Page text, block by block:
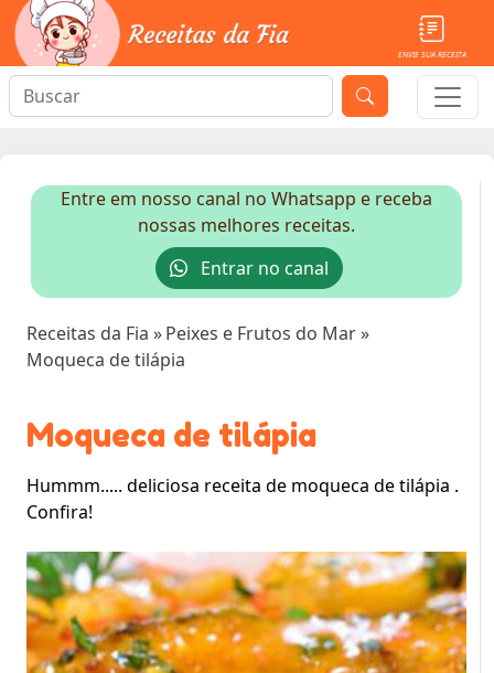
ENVIE SUA RECEITA
Entre em nosso canal no Whatsapp e receba
nossas melhores receitas.
Entrar no canal
Receitas da Fia »Peixes e Frutos do Mar»
Moqueca de tilápia
Moqueca de tilápia
Hummm..... deliciosa receita de moqueca de tilápia .
Confira!